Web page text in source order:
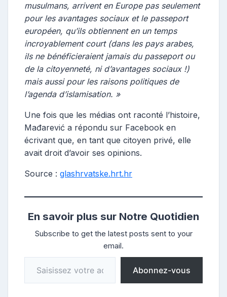
musulmans, arrivent en Europe pas seulement
pour les avantages sociaux et le passeport
européen, qu’ils obtiennent en un temps
incroyablement court (dans les pays arabes,
ils ne bénéficieraient jamais du passeport ou
de la citoyenneté, ni d’avantages sociaux !)
mais aussi pour les raisons politiques de
l’agenda d’islamisation. »
Une fois que les médias ont raconté l’histoire,
Mađarević a répondu sur Facebook en
écrivant que, en tant que citoyen privé, elle
avait droit d’avoir ses opinions.
Source : glashrvatske.hrt.hr
En savoir plus sur Notre Quotidien
Subscribe to get the latest posts sent to your
email.
Saisissez votre adresse e-mail…
Abonnez-vous